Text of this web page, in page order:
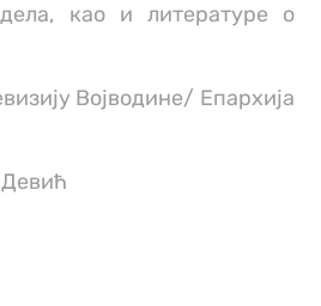
као и литературе о
Војводине/ Епархија